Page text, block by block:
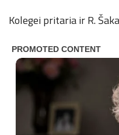
Kolegei pritaria ir R.